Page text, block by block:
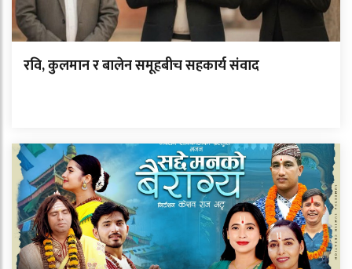
रवि, कुलमान र बालेन समूहबीच सहकार्य संवाद